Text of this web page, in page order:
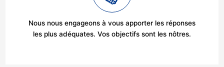
Nous nous engageons à vous apporter les réponses
les plus adéquates. Vos objectifs sont les nôtres.